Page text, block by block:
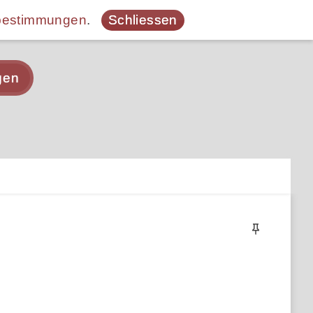
. Schliessen